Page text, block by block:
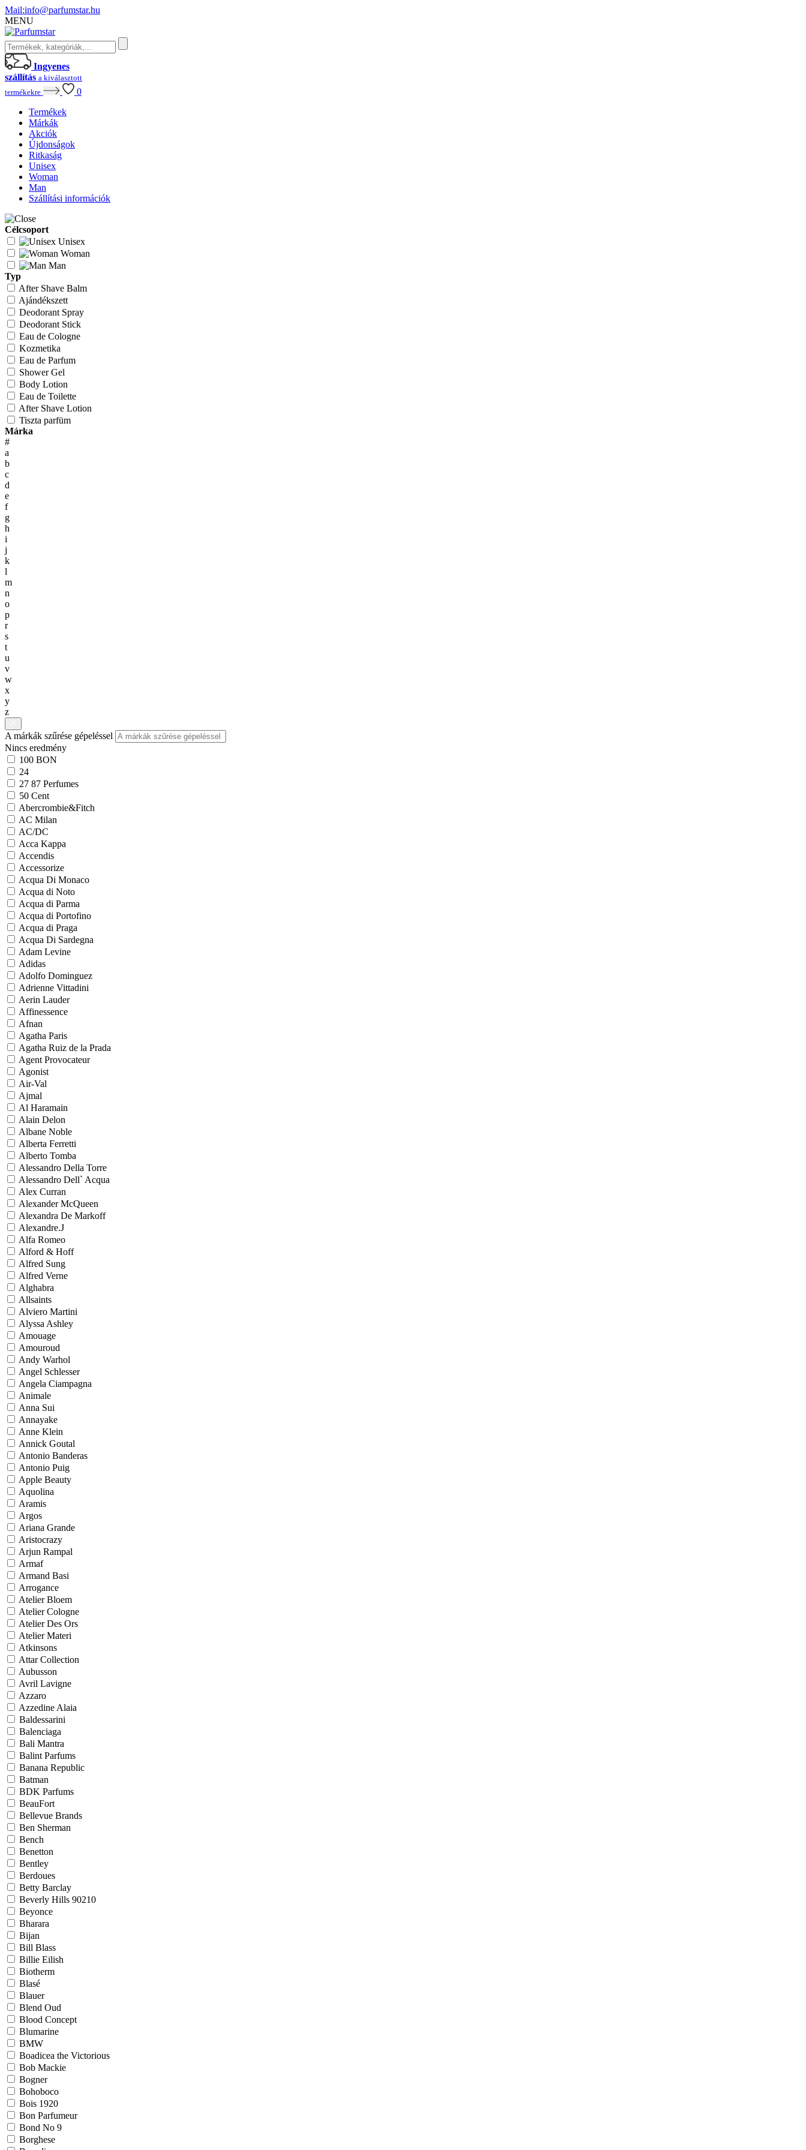
Mail:info@parfumstar.hu
MENU
Ingyenes
szállítás a kiválasztott
termékekre
0
Termékek
Márkák
Akciók
Újdonságok
Ritkaság
Unisex
Woman
Man
Szállítási információk
Célcsoport
Unisex
Woman
Man
Typ
After Shave Balm
Ajándékszett
Deodorant Spray
Deodorant Stick
Eau de Cologne
Kozmetika
Eau de Parfum
Shower Gel
Body Lotion
Eau de Toilette
After Shave Lotion
Tiszta parfüm
Márka
#
a
b
c
d
e
f
g
h
i
j
k
l
m
n
o
p
r
s
t
u
v
w
x
y
z
A márkák szűrése gépeléssel
Nincs eredmény
100 BON
24
27 87 Perfumes
50 Cent
Abercrombie&Fitch
AC Milan
AC/DC
Acca Kappa
Accendis
Accessorize
Acqua Di Monaco
Acqua di Noto
Acqua di Parma
Acqua di Portofino
Acqua di Praga
Acqua Di Sardegna
Adam Levine
Adidas
Adolfo Dominguez
Adrienne Vittadini
Aerin Lauder
Affinessence
Afnan
Agatha Paris
Agatha Ruiz de la Prada
Agent Provocateur
Agonist
Air-Val
Ajmal
Al Haramain
Alain Delon
Albane Noble
Alberta Ferretti
Alberto Tomba
Alessandro Della Torre
Alessandro Dell` Acqua
Alex Curran
Alexander McQueen
Alexandra De Markoff
Alexandre.J
Alfa Romeo
Alford & Hoff
Alfred Sung
Alfred Verne
Alghabra
Allsaints
Alviero Martini
Alyssa Ashley
Amouage
Amouroud
Andy Warhol
Angel Schlesser
Angela Ciampagna
Animale
Anna Sui
Annayake
Anne Klein
Annick Goutal
Antonio Banderas
Antonio Puig
Apple Beauty
Aquolina
Aramis
Argos
Ariana Grande
Aristocrazy
Arjun Rampal
Armaf
Armand Basi
Arrogance
Atelier Bloem
Atelier Cologne
Atelier Des Ors
Atelier Materi
Atkinsons
Attar Collection
Aubusson
Avril Lavigne
Azzaro
Azzedine Alaia
Baldessarini
Balenciaga
Bali Mantra
Balint Parfums
Banana Republic
Batman
BDK Parfums
BeauFort
Bellevue Brands
Ben Sherman
Bench
Benetton
Bentley
Berdoues
Betty Barclay
Beverly Hills 90210
Beyonce
Bharara
Bijan
Bill Blass
Billie Eilish
Biotherm
Blasé
Blauer
Blend Oud
Blood Concept
Blumarine
BMW
Boadicea the Victorious
Bob Mackie
Bogner
Bohoboco
Bois 1920
Bon Parfumeur
Bond No 9
Borghese